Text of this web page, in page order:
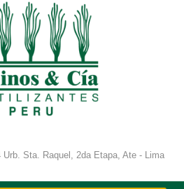
Sta. Raquel, 2da Etapa, Ate - Lima